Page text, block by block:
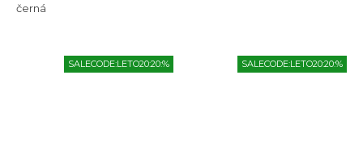
černá
SALECODE:LETO20:20:% SALECODE:LETO20:20:%